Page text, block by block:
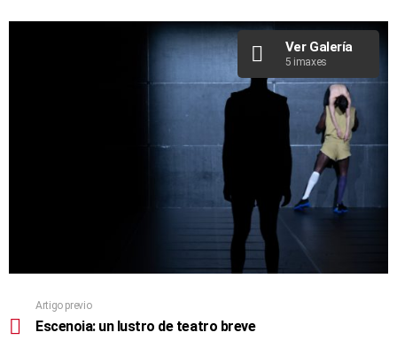
Ver Galería
5 imaxes
Artigo previo
Escenoia: un lustro de teatro breve